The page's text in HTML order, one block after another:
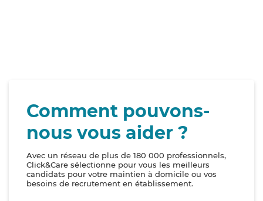
Comment pouvons-
nous vous aider ?
Avec un réseau de plus de 180 000 professionnels,
Click&Care sélectionne pour vous les meilleurs
candidats pour votre maintien à domicile ou vos
besoins de recrutement en établissement.